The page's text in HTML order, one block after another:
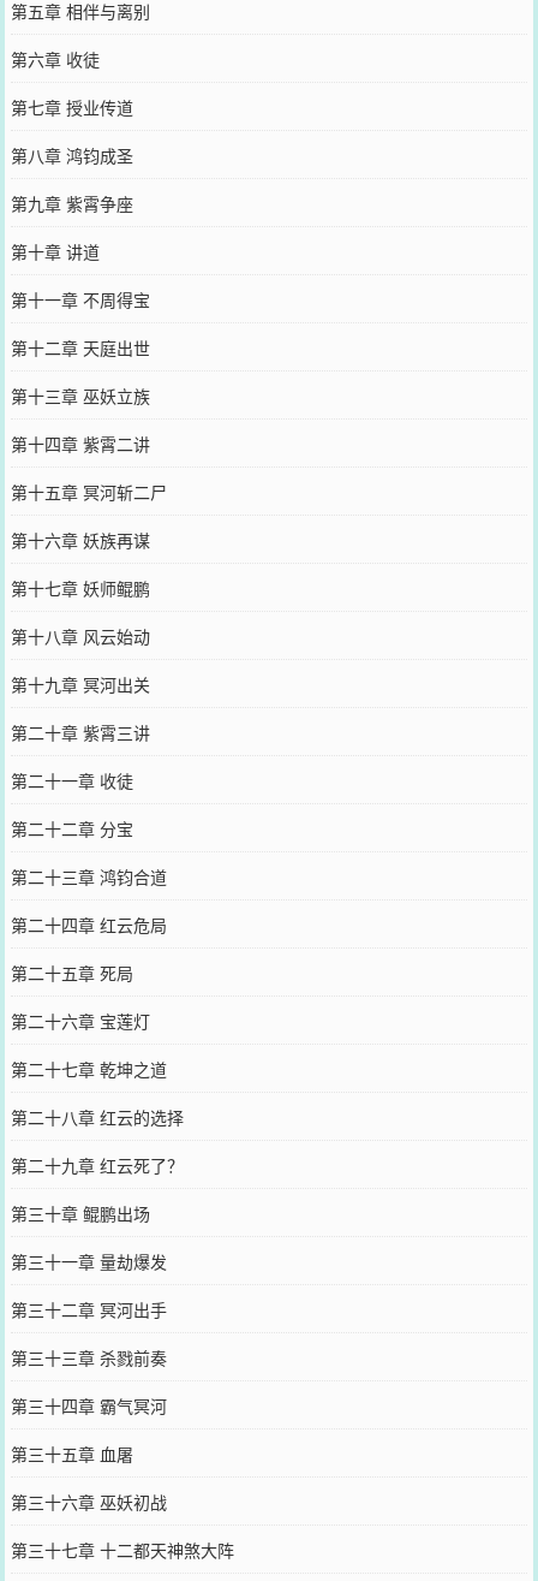
第五章 相伴与离别
第六章 收徒
第七章 授业传道
第八章 鸿钧成圣
第九章 紫霄争座
第十章 讲道
第十一章 不周得宝
第十二章 天庭出世
第十三章 巫妖立族
第十四章 紫霄二讲
第十五章 冥河斩二尸
第十六章 妖族再谋
第十七章 妖师鲲鹏
第十八章 风云始动
第十九章 冥河出关
第二十章 紫霄三讲
第二十一章 收徒
第二十二章 分宝
第二十三章 鸿钧合道
第二十四章 红云危局
第二十五章 死局
第二十六章 宝莲灯
第二十七章 乾坤之道
第二十八章 红云的选择
第二十九章 红云死了？
第三十章 鲲鹏出场
第三十一章 量劫爆发
第三十二章 冥河出手
第三十三章 杀戮前奏
第三十四章 霸气冥河
第三十五章 血屠
第三十六章 巫妖初战
第三十七章 十二都天神煞大阵